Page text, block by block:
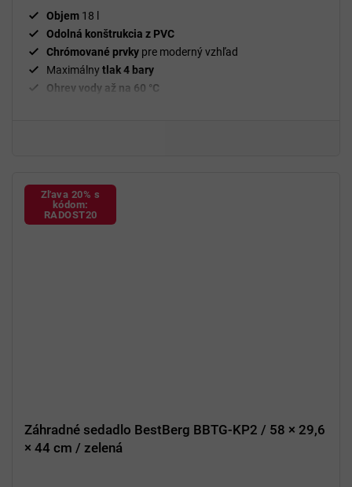
Objem 18 l
Odolná konštrukcia z PVC
Chrómované prvky pre moderný vzhľad
Maximálnytlak 4 bary
Ohrev vody až na 60 °C
Zľava 20% s
kódom:
RADOST20
Záhradné sedadlo BestBerg BBTG-KP2 / 58 × 29,6
× 44 cm / zelená